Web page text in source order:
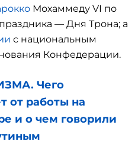
Мохаммеду VI по
— Дня Трона; а
с национальным
Конфедерации.
Чего
от работы на
и о чем говорили